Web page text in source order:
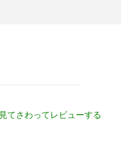
てさわってレビューする